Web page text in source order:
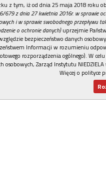
z tym, iż od dnia 25 maja 2018 roku
679 z dnia 27 kwietnia 2016r. w sprawie
i w sprawie swobodnego przepływu
o ochronie danych)uprzejmie
bezpieczeństwo danych
Informacji w rozumieniu
rozporządzenia ogólnego). W
osobowych, Zarząd Instytutu
Więcej o polityce